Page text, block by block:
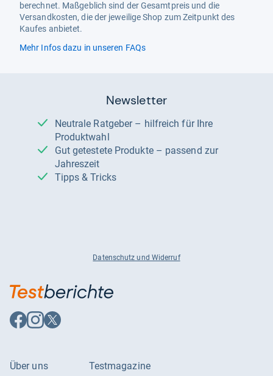
berechnet. Maßgeblich sind der Gesamtpreis und die
Versandkosten, die der jeweilige Shop zum Zeitpunkt des
Kaufes anbietet.
Mehr Infos dazu in unseren FAQs
Newsletter
Neutrale Ratgeber – hilfreich für Ihre
Produktwahl
Gut getestete Produkte – passend zur
Jahreszeit
Tipps & Tricks
Datenschutz und Widerruf
Auf
Facebook
Auf
Instagram
Auf
X
Über uns Testmagazine